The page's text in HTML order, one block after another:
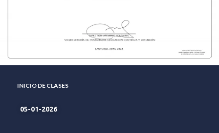
INICIO DE CLASES
05-01-2026